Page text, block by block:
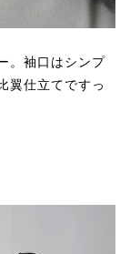
。袖口はシンプ
翼仕立てですっ